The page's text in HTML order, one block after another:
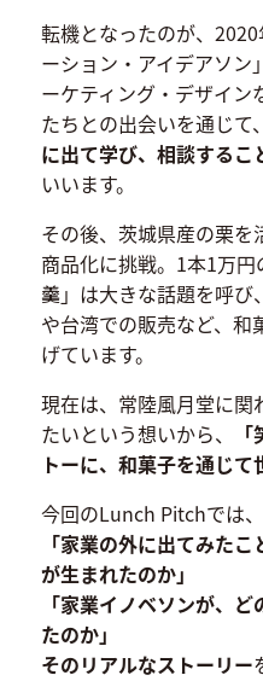
転機となったのが、
ーション・アイデアソン
ーケティング・デザイン
たちとの出会いを通じて、
に出て学び、相談するこ
いいます。
その後、茨城県産の栗
商品化に挑戦。1本1万
羹」は大きな話題を呼
や台湾での販売など、
げています。
現在は、常陸風月堂に関
たいという想いから、
トーに、和菓子を通じて
今回のLunch Pitchでは、
「家業の外に出てみた
が生まれたのか」
「家業イノベソンが、
たのか」
そのリアルなストーリー